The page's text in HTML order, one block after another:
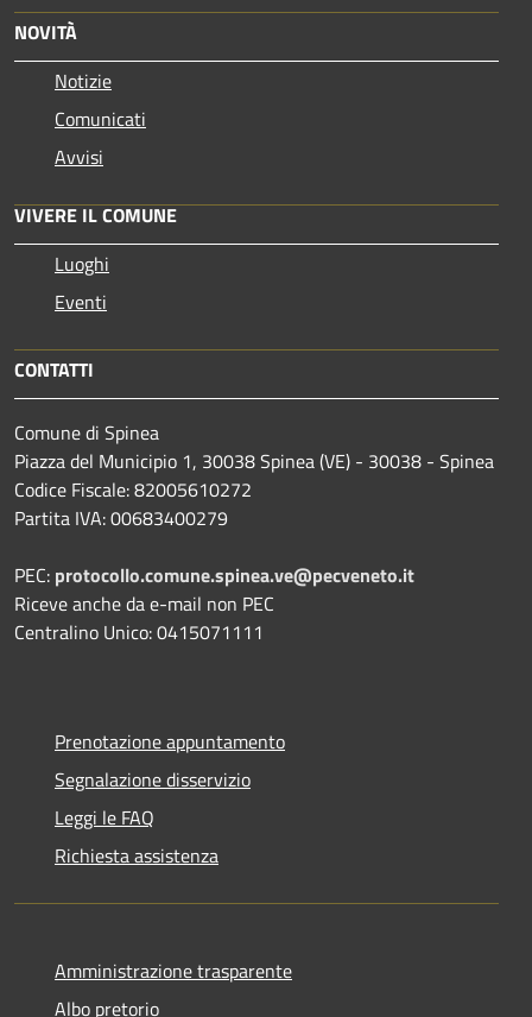
NOVITÀ
Notizie
Comunicati
Avvisi
VIVERE IL COMUNE
Luoghi
Eventi
CONTATTI
Comune di Spinea
Piazza del Municipio 1, 30038 Spinea (VE) - 30038 - Spinea
Codice Fiscale: 82005610272
Partita IVA: 00683400279
PEC: protocollo.comune.spinea.ve@pecveneto.it
Riceve anche da e-mail non PEC
Centralino Unico: 0415071111
Prenotazione appuntamento
Segnalazione disservizio
Leggi le FAQ
Richiesta assistenza
Amministrazione trasparente
Albo pretorio